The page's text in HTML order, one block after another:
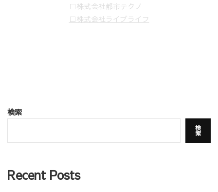
□株式会社都市テクノ
□株式会社ライブライフ
検索
検
索
Recent Posts